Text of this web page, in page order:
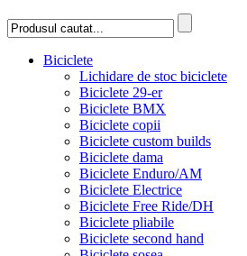
Biciclete
Lichidare de stoc biciclete
Biciclete 29-er
Biciclete BMX
Biciclete copii
Biciclete custom builds
Biciclete dama
Biciclete Enduro/AM
Biciclete Electrice
Biciclete Free Ride/DH
Biciclete pliabile
Biciclete second hand